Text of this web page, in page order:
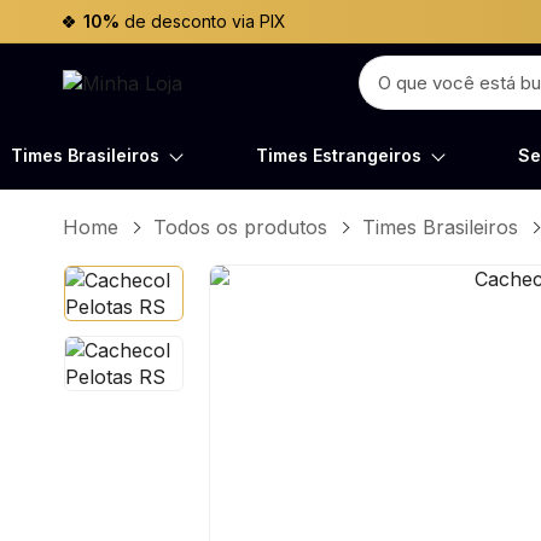
10% de desconto via PIX
Times Brasileiros Times Estrangeiros
Home Todos os produtos Times Brasileiros